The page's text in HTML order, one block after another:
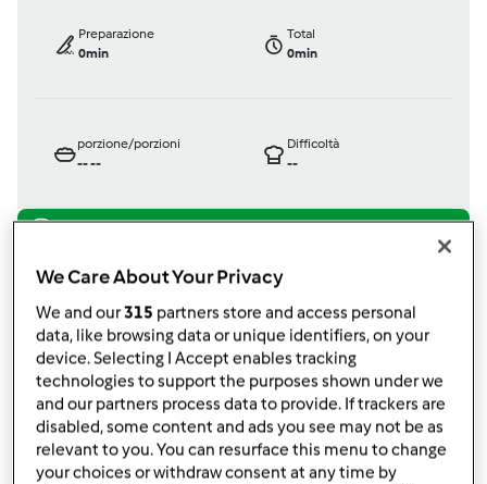
Preparazione
0min
Total
0min
porzione/porzioni
----
Difficoltà
--
Bimby ® TM 31
Ospite
published: 28-01-2009
modificata: 11-12-2012
Aggiungi alle mie raccolte
condividi la ricetta
We Care About Your Privacy
We and our315 partners store and access personal
data, like browsing data or unique identifiers, on your
device. Selecting I Accept enables tracking
technologies to support the purposes shown under we
and our partners process data to provide. If trackers are
disabled, some content and ads you see may not be as
relevant to you. You can resurface this menu to change
your choices or withdraw consent at any time by